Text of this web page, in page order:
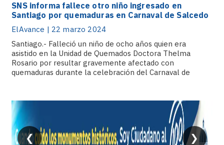
SNS informa fallece otro niño ingresado en
Santiago por quemaduras en Carnaval de Salcedo
ElAvance | 22 marzo 2024
Santiago.- Falleció un niño de ocho años quien era
asistido en la Unidad de Quemados Doctora Thelma
Rosario por resultar gravemente afectado con
quemaduras durante la celebración del Carnaval de
❮ ❯